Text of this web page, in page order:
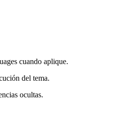
cuando aplique.
del tema.
ocultas.